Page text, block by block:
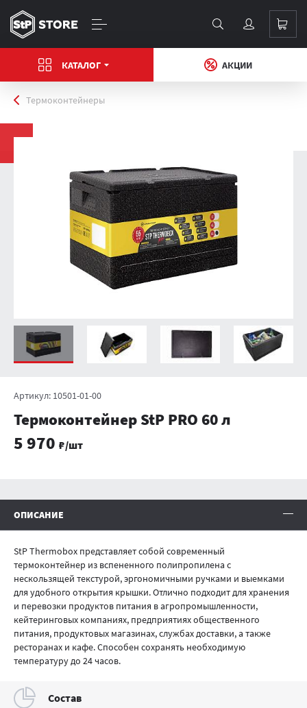
КАТАЛОГ АКЦИИ
Главная
Термоконтейнеры
Термоконтейнер StP PRO 60 л
Артикул: 10501-01-00
5 970 ₽/шт
Информация о продукте
ОПИСАНИЕ
StP Thermobox представляет собой современный
термоконтейнер из вспененного полипропилена с
нескользящей текстурой, эргономичными ручками и выемками
для удобного открытия крышки. Отлично подходит для хранения
и перевозки продуктов питания в агропромышленности,
кейтеринговых компаниях, предприятиях общественного
питания, продуктовых магазинах, службах доставки, а также
ресторанах и кафе. Способен сохранять необходимую
температуру до 24 часов.
Cостав